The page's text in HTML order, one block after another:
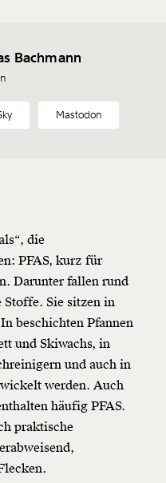
Bachmann
Mastodon
die
PFAS, kurz für
Darunter fallen rund
Sie sitzen in
beschichten Pfannen
und Skiwachs, in
und auch in
werden. Auch
häufig PFAS.
praktische